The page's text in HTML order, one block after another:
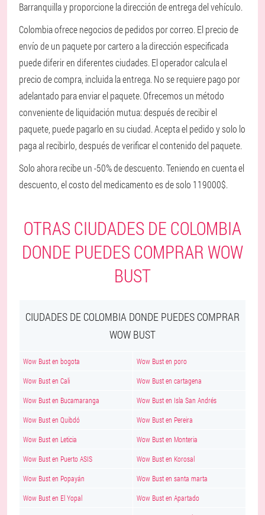
Barranquilla y proporcione la dirección de entrega del vehículo.
Colombia ofrece negocios de pedidos por correo. El precio de
envío de un paquete por cartero a la dirección especificada
puede diferir en diferentes ciudades. El operador calcula el
precio de compra, incluida la entrega. No se requiere pago por
adelantado para enviar el paquete. Ofrecemos un método
conveniente de liquidación mutua: después de recibir el
paquete, puede pagarlo en su ciudad. Acepta el pedido y solo lo
paga al recibirlo, después de verificar el contenido del paquete.
Solo ahora recibe un -50% de descuento. Teniendo en cuenta el
descuento, el costo del medicamento es de solo 119000$.
OTRAS CIUDADES DE COLOMBIA
DONDE PUEDES COMPRAR WOW
BUST
CIUDADES DE COLOMBIA DONDE PUEDES COMPRAR
WOW BUST
Wow Bust en bogota Wow Bust en poro
Wow Bust en Cali Wow Bust en cartagena
Wow Bust en Bucamaranga Wow Bust en Isla San Andrés
Wow Bust en Quibdó Wow Bust en Pereira
Wow Bust en Leticia Wow Bust en Monteria
Wow Bust en Puerto ASIS Wow Bust en Korosal
Wow Bust en Popayán Wow Bust en santa marta
Wow Bust en El Yopal Wow Bust en Apartado